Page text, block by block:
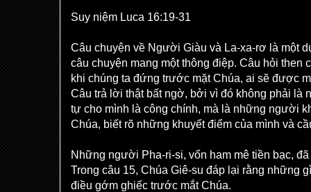
Suy niệm Luca 16:19-31
Câu chuyện về Người Giàu và La-xa-rơ là một
câu chuyện mang một thông điệp. Câu hỏi then
khi chúng ta đứng trước mặt Chúa, ai sẽ được
Câu trả lời thật bất ngờ, bởi vì đó không phải là
tự cho mình là công chính, mà là những người
Chúa, biết rõ những khuyết điểm của mình và
Những người Pha-ri-si, vốn ham mê tiền bạc,
Trong câu 15, Chúa Giê-su đáp lại rằng những
điều gớm ghiếc trước mắt Chúa.